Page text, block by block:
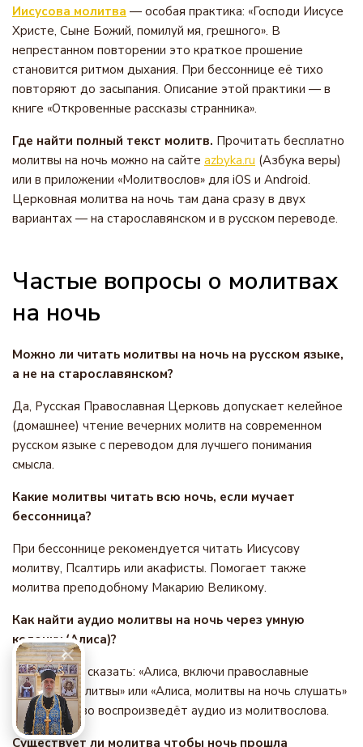
Иисусова молитва — особая практика: «Господи Иисусе
Христе, Сыне Божий, помилуй мя, грешного». В
непрестанном повторении это краткое прошение
становится ритмом дыхания. При бессоннице её тихо
повторяют до засыпания. Описание этой практики — в
книге «Откровенные рассказы странника».
Где найти полный текст молитв. Прочитать бесплатно
молитвы на ночь можно на сайте azbyka.ru (Азбука веры)
или в приложении «Молитвослов» для iOS и Android.
Церковная молитва на ночь там дана сразу в двух
вариантах — на старославянском и в русском переводе.
Частые вопросы о молитвах
на ночь
Можно ли читать молитвы на ночь на русском языке,
а не на старославянском?
Да, Русская Православная Церковь допускает келейное
(домашнее) чтение вечерних молитв на современном
русском языке с переводом для лучшего понимания
смысла.
Какие молитвы читать всю ночь, если мучает
бессонница?
При бессоннице рекомендуется читать Иисусову
молитву, Псалтирь или акафисты. Помогает также
молитва преподобному Макарию Великому.
Как найти аудио молитвы на ночь через умную
колонку (Алиса)?
Достаточно сказать: «Алиса, включи православные
вечерние молитвы» или «Алиса, молитвы на ночь слушать»
— устройство воспроизведёт аудио из молитвослова.
Существует ли молитва чтобы ночь прошла